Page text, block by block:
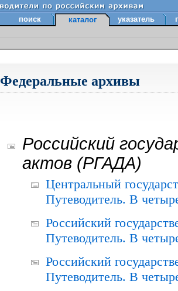
поиск каталог указатель
Федеральные архивы
Российский
актов (РГАДА)
Центральный
Путеводитель. В
Российский
Путеводитель. В
Российский
Путеводитель. В